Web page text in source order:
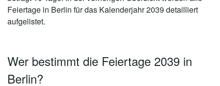
Feiertage in Berlin für das Kalenderjahr 2039 detailliert
aufgelistet.
Wer bestimmt die Feiertage 2039 in
Berlin?